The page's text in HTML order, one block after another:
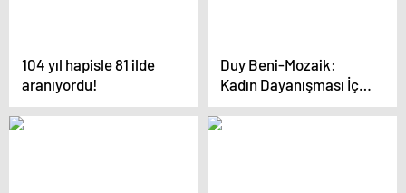
104 yıl hapisle 81 ilde
aranıyordu!
Duy Beni-Mozaik:
Kadın Dayanışması İçin
Müzik